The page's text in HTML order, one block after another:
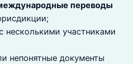
переводы
участниками
непонятные документы